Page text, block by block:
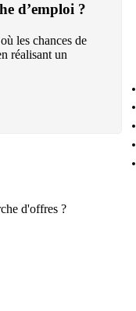
d’emploi ?
les chances de
réalisant un
d'offres ?